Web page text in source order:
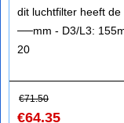
dit luchtfilter heeft
──mm - D3/L3:
20
€71.50
€64.35